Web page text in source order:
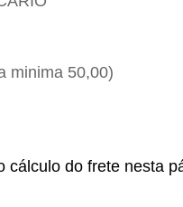
minima 50,00)
do frete nesta